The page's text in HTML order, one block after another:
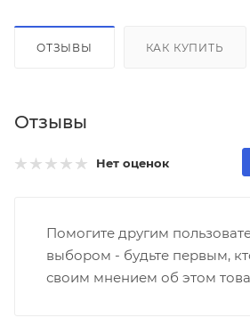
ОТЗЫВЫ КАК КУПИТЬ
Отзывы
Нет оценок
Помогите другим
выбором - будьте первым,
своим мнением об этом